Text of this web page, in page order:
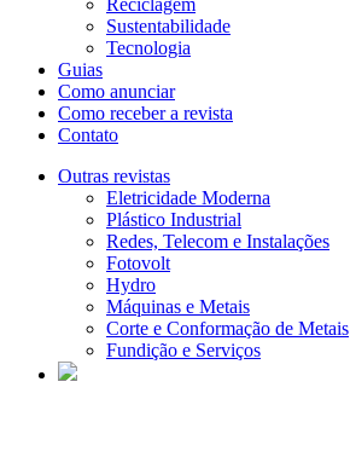
Reciclagem
Sustentabilidade
Tecnologia
Guias
Como anunciar
Como receber a revista
Contato
Outras revistas
Eletricidade Moderna
Plástico Industrial
Redes, Telecom e Instalações
Fotovolt
Hydro
Máquinas e Metais
Corte e Conformação de Metais
Fundição e Serviços